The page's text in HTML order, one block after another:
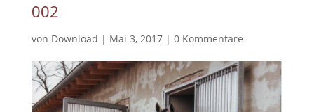
002
von Download | Mai 3, 2017| 0 Kommentare